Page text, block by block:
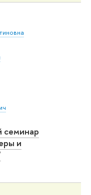
семинар
и